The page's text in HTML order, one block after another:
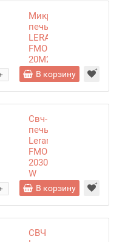
Микроволновая
печь
LERAN
FMO
20M22
W В корзину
Свч-
печь
Leran
FMO
2030
W
белый
В корзину
СВЧ